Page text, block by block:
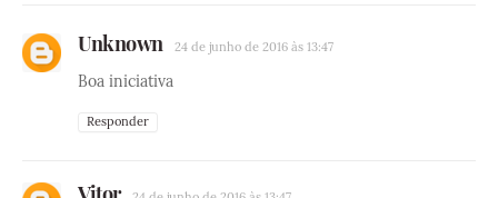
Unknown 24 de junho de 2016 às 13:47
Boa iniciativa
Responder